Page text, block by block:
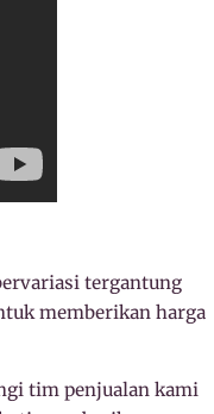
tergantung
memberikan harga
tim penjualan kami